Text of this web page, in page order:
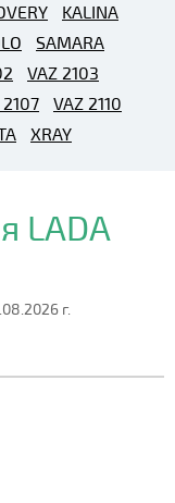
KALINA
SAMARA
VAZ 2103
VAZ 2110
XRAY
LADA
г.